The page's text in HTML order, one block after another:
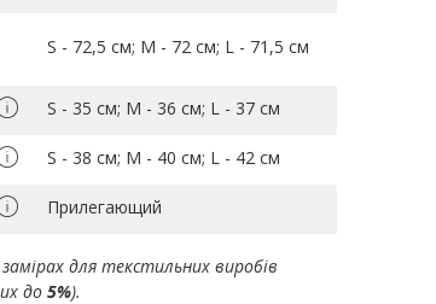
S - 72,5 см; M - 72 см; L - 71,5 см
S - 35 см; M - 36 см; L - 37 см
S - 38 см; M - 40 см; L - 42 см
Прилегающий
для текстильних виробів
до 5%).